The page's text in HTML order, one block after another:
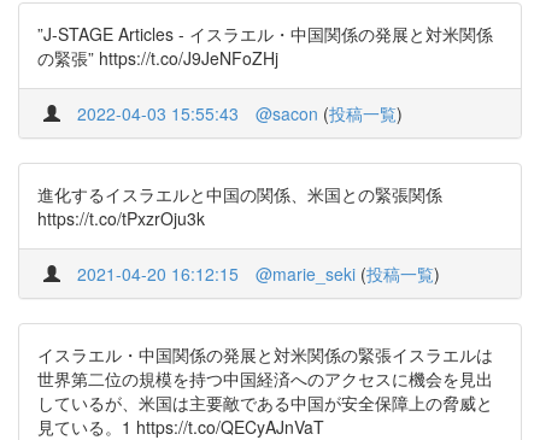
”J-STAGE Articles - イスラエル・中国関係の発展と対米関係
の緊張” https://t.co/J9JeNFoZHj
2022-04-03 15:55:43 @sacon (投稿一覧)
進化するイスラエルと中国の関係、米国との緊張関係
https://t.co/tPxzrOju3k
2021-04-20 16:12:15 @marie_seki (投稿一覧)
イスラエル・中国関係の発展と対米関係の緊張イスラエルは
世界第二位の規模を持つ中国経済へのアクセスに機会を見出
しているが、米国は主要敵である中国が安全保障上の脅威と
見ている。1 https://t.co/QECyAJnVaT